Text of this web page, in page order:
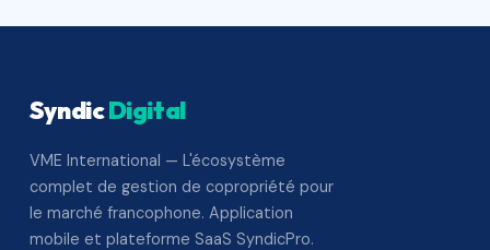
SyndicDigital
VME International — L'écosystème
complet de gestion de copropriété pour
le marché francophone. Application
mobile et plateforme SaaS SyndicPro.